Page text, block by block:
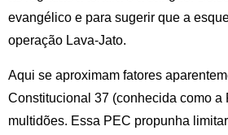
evangélico e para sugerir que a
operação Lava-Jato.
Aqui se aproximam fatores
Constitucional 37 (conhecida como
multidões. Essa PEC propunha